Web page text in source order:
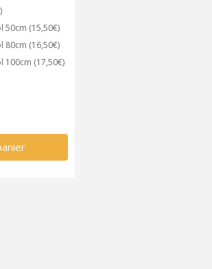
50cm (15,50€)
80cm (16,50€)
100cm (17,50€)